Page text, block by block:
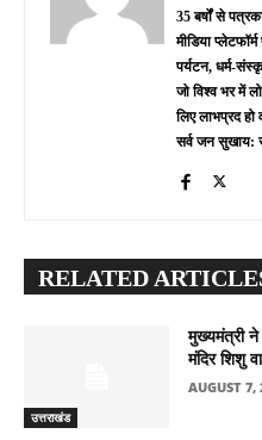
35 बर्षों से
मीडिया
पर्यटन, धर्म-
जो विश्व भर में
लिए लाभप्रद
सर्व जन सुखाय:
RELATED
उत्तराखंड
मुख्यमंत्री ने
मंदिर शिशु
AUGUST 7,